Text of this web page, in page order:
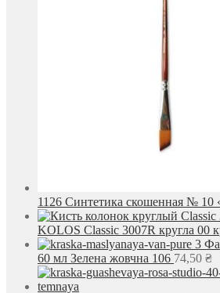
1126 Синтетика скошенная № 10
KOLOS Classic 3007R кругла 00
60 мл Зелена жовчна 106 74,50 ₴